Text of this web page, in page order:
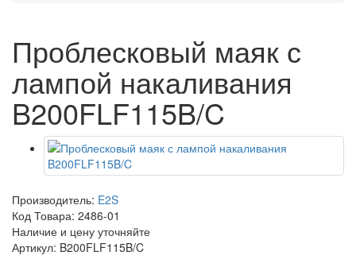
Проблесковый маяк с
лампой накаливания
B200FLF115B/C
Производитель: E2S
Код Товара: 2486-01
Наличие и цену уточняйте
Артикул: B200FLF115B/C